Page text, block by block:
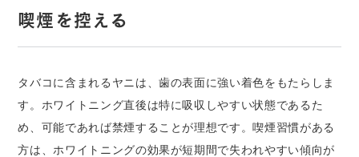
喫煙を控える
タバコに含まれるヤニは、歯の表面に強い着色をもたらしま
す。ホワイトニング直後は特に吸収しやすい状態であるた
め、可能であれば禁煙することが理想です。喫煙習慣がある
方は、ホワイトニングの効果が短期間で失われやすい傾向が